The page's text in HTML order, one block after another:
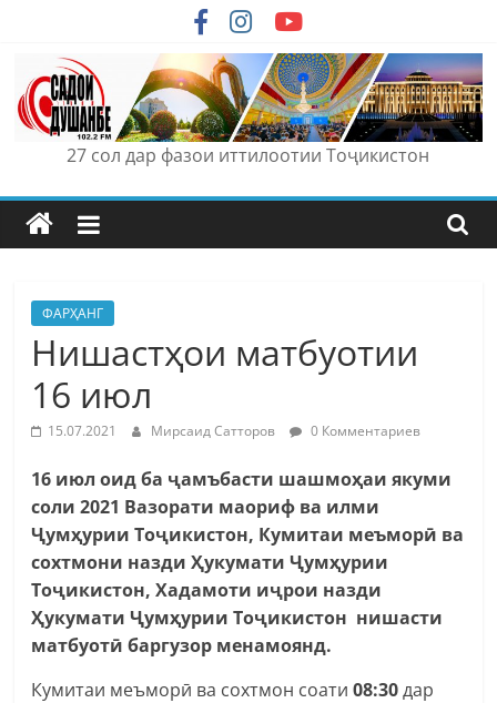
content
27 сол дар фазои иттилоотии Тоҷикистон
ФАРҲАНГ
Нишастҳои матбуотии
16 июл
15.07.2021 Мирсаид Сатторов 0 Комментариев
16 июл оид ба ҷамъбасти шашмоҳаи якуми
соли 2021 Вазорати маориф ва илми
Ҷумҳурии Тоҷикистон, Кумитаи меъморӣ ва
сохтмони назди Ҳукумати Ҷумҳурии
Тоҷикистон, Хадамоти иҷрои назди
Ҳукумати Ҷумҳурии Тоҷикистон нишасти
матбуотӣ баргузор менамоянд.
Кумитаи меъморӣ ва сохтмон соати08:30дар